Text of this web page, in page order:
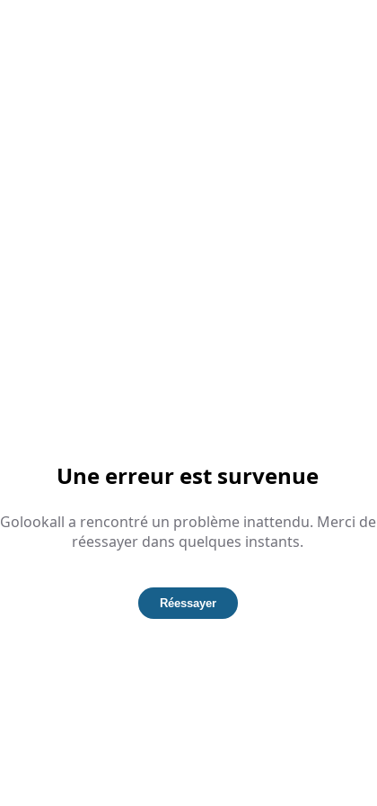
Une erreur est survenue
Golookall a rencontré un problème inattendu. Merci de
réessayer dans quelques instants.
Réessayer